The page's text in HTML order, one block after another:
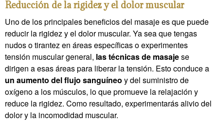
Reducción de la rigidez y el dolor muscular
Uno de los principales beneficios del masaje es que puede
reducir la rigidez y el dolor muscular. Ya sea que tengas
nudos o tirantez en áreas específicas o experimentes
tensión muscular general, las técnicas de masajese
dirigen a esas áreas para liberar la tensión. Esto conduce a
un aumento del flujo sanguíneo y del suministro de
oxígeno a los músculos, lo que promueve la relajación y
reduce la rigidez. Como resultado, experimentarás alivio del
dolor y la incomodidad muscular.